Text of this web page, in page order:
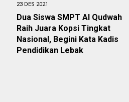
23 DES 2021
Dua Siswa SMPT Al Qudwah
Raih Juara Kopsi Tingkat
Nasional, Begini Kata Kadis
Pendidikan Lebak